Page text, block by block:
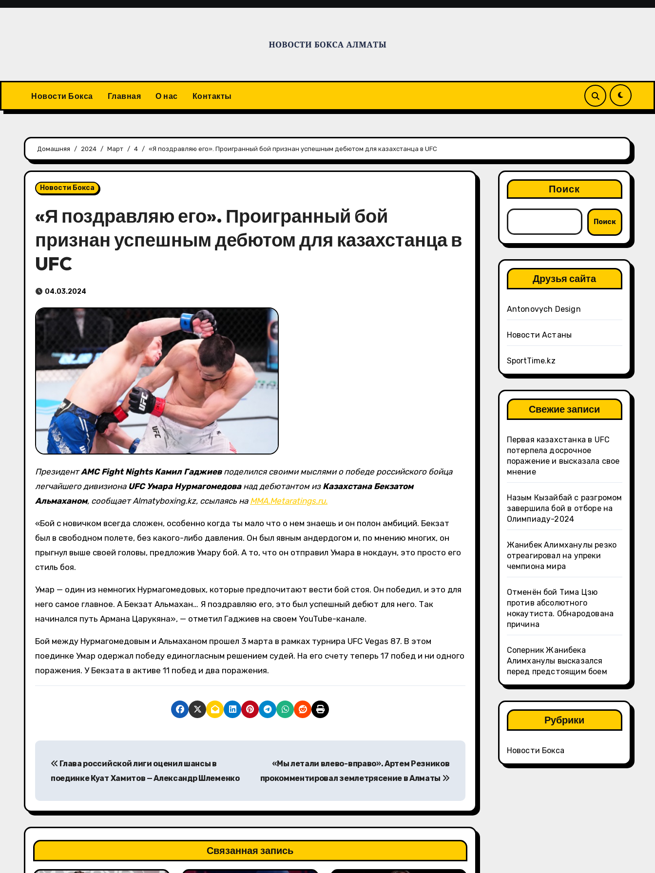
Перейти
Новости Бокса Главная О нас Контакты
Домашняя 2024 Март 4 «Я поздравляю его». Проигранный бой признан успешным дебютом для казахстанца в UFC
Новости Бокса
«Я поздравляю его». Проигранный бой
признан успешным дебютом для казахстанца в
UFC
04.03.2024
ПрезидентAMC Fight Nights Камил Гаджиевподелился своими мыслями о победе российского бойца
легчайшего дивизиона UFC Умара Нурмагомедованад дебютантом из Казахстана Бекзатом
Альмаханом, сообщает Almatyboxing.kz, ссылаясь на MMA.Metaratings.ru.
«Бой с новичком всегда сложен, особенно когда ты мало что о нем знаешь и он полон амбиций. Бекзат
был в свободном полете, без какого-либо давления. Он был явным андердогом и, по мнению многих, он
прыгнул выше своей головы, предложив Умару бой. А то, что он отправил Умара в нокдаун, это просто его
стиль боя.
Умар — один из немногих Нурмагомедовых, которые предпочитают вести бой стоя. Он победил, и это для
него самое главное. А Бекзат Альмахан… Я поздравляю его, это был успешный дебют для него. Так
начинался путь Армана Царукяна», — отметил Гаджиев на своем YouTube-канале.
Бой между Нурмагомедовым и Альмаханом прошел 3 марта в рамках турнира UFC Vegas 87. В этом
поединке Умар одержал победу единогласным решением судей. На его счету теперь 17 побед и ни одного
поражения. У Бекзата в активе 11 побед и два поражения.
Н
и
г
а
Глава российской лиги оценил шансы в
поединке Куат Хамитов — Александр Шлеменко
«Мы летали влево-вправо». Артем Резников
прокомментировал землетрясение в Алматы
Связанная запись
Поиск
Поиск
Друзья сайта
Antonovych Design
Новости Астаны
SportTime.kz
Свежие записи
Первая казахстанка в UFC
потерпела досрочное
поражение и высказала свое
мнение
Назым Кызайбай с разгромом
завершила бой в отборе на
Олимпиаду-2024
Жанибек Алимханулы резко
отреагировал на упреки
чемпиона мира
Отменён бой Тима Цзю
против абсолютного
нокаутиста. Обнародована
причина
Соперник Жанибека
Алимханулы высказался
перед предстоящим боем
Рубрики
Новости Бокса